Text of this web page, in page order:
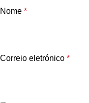
Nome *
Correio eletrónico *